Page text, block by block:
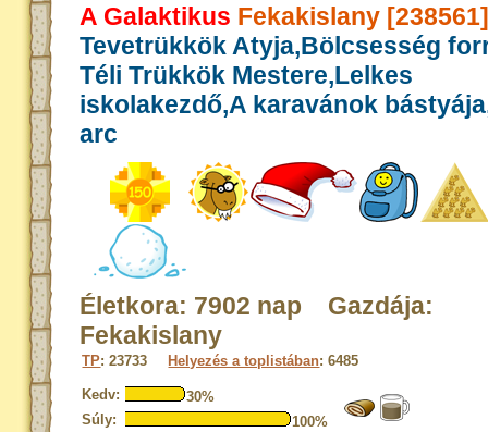
A Galaktikus Fekakislany
Tevetrükkök Atyja,Bölcsesség
Téli Trükkök Mestere,Lelkes
iskolakezdő,A karavánok
arc
Életkora: 7902 nap Gazdája:
Fekakislany
TP: 23733 Helyezés a toplistában: 6485
Kedv:
30%
Súly:
100%